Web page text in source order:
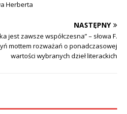
Herberta
NASTĘPNY
jest zawsze współczesna” – słowa F.
mottem rozważań o ponadczasowej
wartości wybranych dzieł literackich